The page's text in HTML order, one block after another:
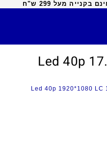
מעל 299 ש"ח
מסך למחשב נייד 17.3 Led 40p